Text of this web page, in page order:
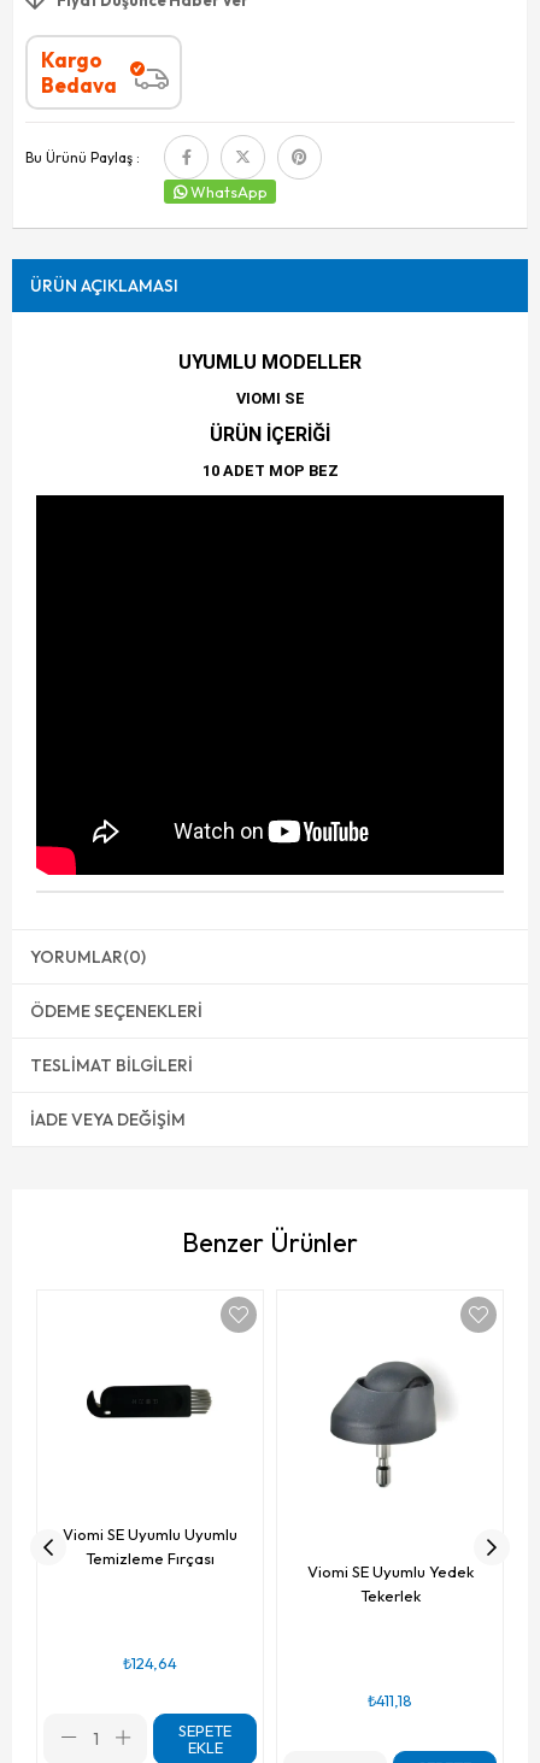
Kargo
Bedava
Bu Ürünü Paylaş :
WhatsApp
ÜRÜN AÇIKLAMASI
UYUMLU MODELLER
VIOMI SE
ÜRÜN İÇERİĞİ
10 ADET MOP BEZ
YORUMLAR(0)
ÖDEME SEÇENEKLERI
TESLIMAT BILGILERI
İADE VEYA DEĞIŞIM
Benzer Ürünler
Viomi SE Uyumlu Uyumlu
Temizleme Fırçası
₺124,64
SEPETE
EKLE
Viomi SE Uyumlu Yedek
Tekerlek
₺411,18